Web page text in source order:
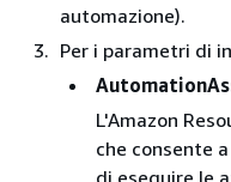
automazione).
Per i parametri di
L'Amazon
che consente
di eseguire le